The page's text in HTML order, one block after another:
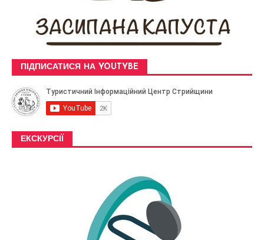
ПІДПИСАТИСЯ НА YOUTYBE
ЕКСКУРСІЇ